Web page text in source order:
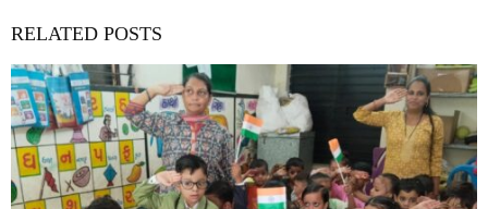
RELATED POSTS